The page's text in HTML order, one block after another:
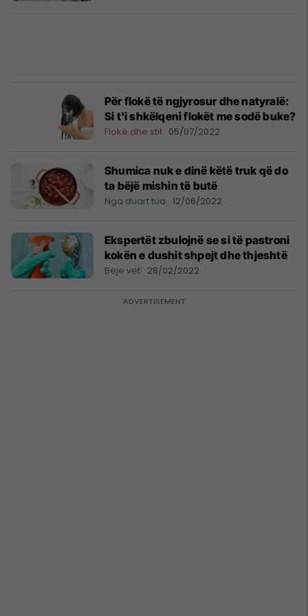
Për flokë të ngjyrosur dhe natyralë:
Si t'i shkëlqeni flokët me sodë buke?
Flokë dhe stil 05/07/2022
Shumica nuk e dinë këtë truk që do
ta bëjë mishin të butë
Nga duart tua 12/06/2022
Ekspertët zbulojnë se si të pastroni
kokën e dushit shpejt dhe thjeshtë
Bëje vet 28/02/2022